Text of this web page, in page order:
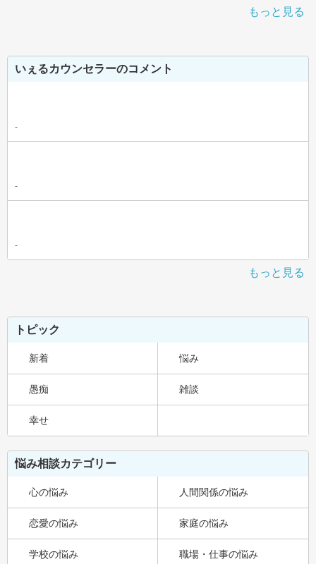
もっと見る
いぇるカウンセラーのコメント
-
-
-
もっと見る
トピック
新着 悩み
愚痴 雑談
幸せ
悩み相談カテゴリー
心の悩み 人間関係の悩み
恋愛の悩み 家庭の悩み
学校の悩み 職場・仕事の悩み